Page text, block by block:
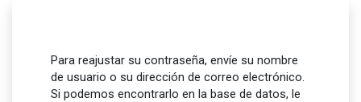
Para reajustar su contraseña, envíe su nombre
de usuario o su dirección de correo electrónico.
Si podemos encontrarlo en la base de datos, le